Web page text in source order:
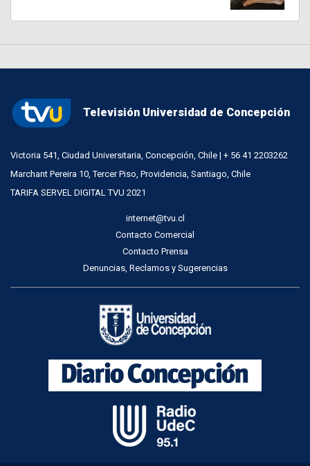
Televisión Universidad de Concepción
Victoria 541, Ciudad Universitaria, Concepción, Chile | + 56 41 2203262
Marchant Pereira 10, Tercer Piso, Providencia, Santiago, Chile
TARIFA SERVEL DIGITAL TVU 2021
internet@tvu.cl
Contacto Comercial
Contacto Prensa
Denuncias, Reclamos y Sugerencias